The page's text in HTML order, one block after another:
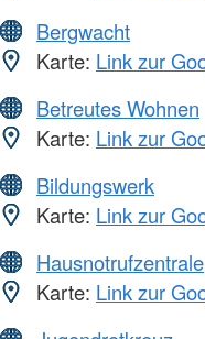
Bergwacht
Karte: Link zur
Betreutes Wohnen
Karte: Link zur
Bildungswerk
Karte: Link zur
Hausnotrufzentrale
Karte: Link zur